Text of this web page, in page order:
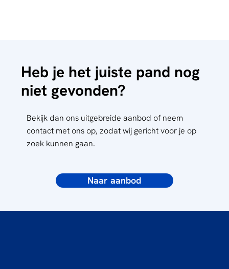
Heb je het juiste pand nog
niet gevonden?
Bekijk dan ons uitgebreide aanbod of neem
contact met ons op, zodat wij gericht voor je op
zoek kunnen gaan.
Naar aanbod